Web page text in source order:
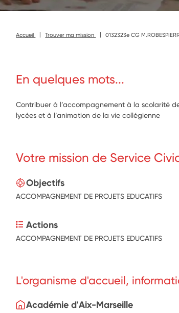
Accueil Trouver ma mission 0132323e CG
En quelques mots...
Contribuer à l’accompagnement à la scolarité
lycées et à l’animation de la vie collégienne
Votre mission de Service
Objectifs
ACCOMPAGNEMENT DE PROJETS EDUCATIFS
Actions
ACCOMPAGNEMENT DE PROJETS EDUCATIFS
L'organisme d'accueil,
Académie d'Aix-Marseille